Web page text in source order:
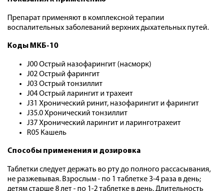
Препарат применяют в комплексной терапии
воспалительных заболеваний верхних дыха­тельных путей.
Коды МКБ-10
J00 Острый назофарингит (насморк)
J02 Острый фарингит
J03 Острый тонзиллит
J04 Острый ларингит и трахеит
J31 Хронический ринит, назофарингит и фарингит
J35.0 Хронический тонзиллит
J37 Хронический ларингит и ларинготрахеит
R05 Кашель
Способы применения и дозировка
Таблетки следует держать во рту до полного рассасывания,
не разжевывая. Взрослым - по 1 таблетке 3-4 раза в день;
детям старше 8 лет - по 1-2 таблетке в день. Длительность